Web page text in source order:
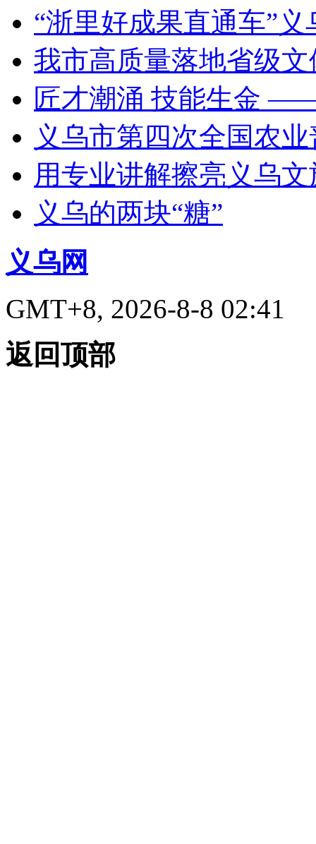
“浙里好成果直通车”
我市高质量落地省级
匠才潮涌 技能生金
义乌市第四次全国农
用专业讲解擦亮义乌
义乌的两块“糖”
义乌网
GMT+8, 2026-8-8 02:41
返回顶部